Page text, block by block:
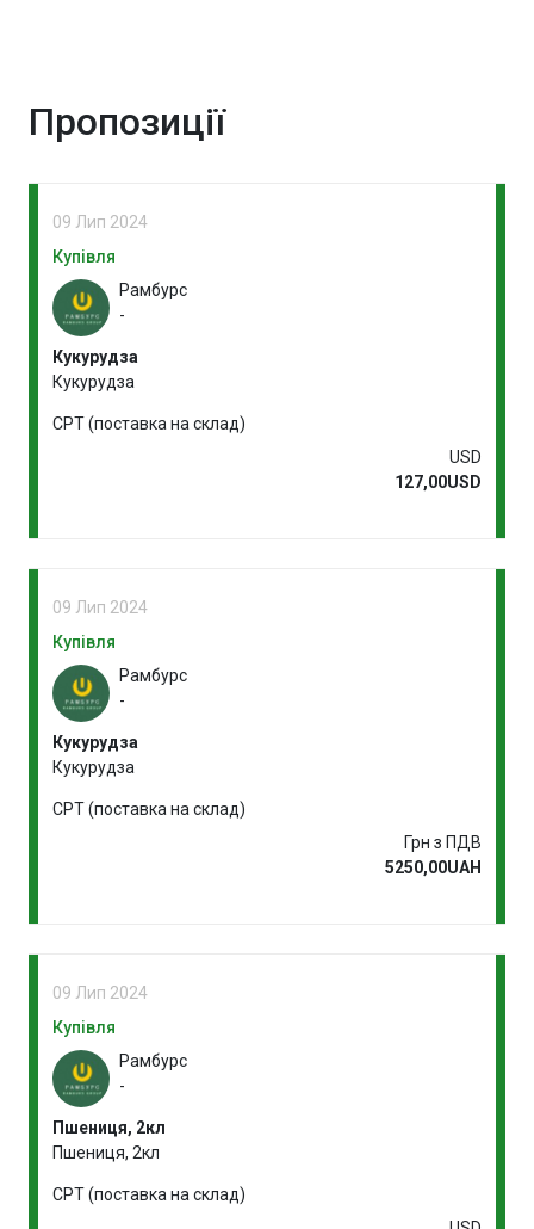
Пропозиції
09 Лип 2024
Купівля
Рамбурс
-
Кукурудза
Кукурудза
CPT (поставка на склад)
USD
127,00USD
09 Лип 2024
Купівля
Рамбурс
-
Кукурудза
Кукурудза
CPT (поставка на склад)
Грн з ПДВ
5250,00UAH
09 Лип 2024
Купівля
Рамбурс
-
Пшениця, 2кл
Пшениця, 2кл
CPT (поставка на склад)